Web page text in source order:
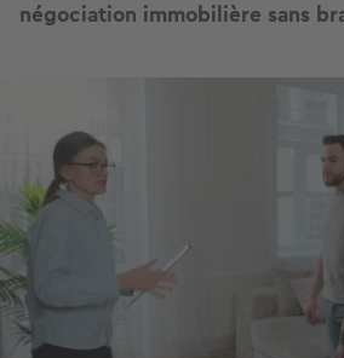
négociation immobilière sans